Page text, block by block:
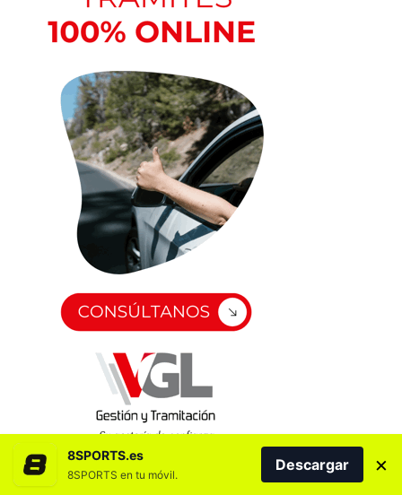
8SPORTS.es
8SPORTS en tu móvil.
Descargar ×